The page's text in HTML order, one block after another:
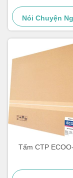
Nói Chuyện
Tấm CTP